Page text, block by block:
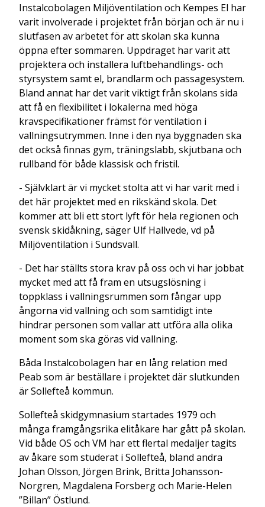
Instalcobolagen Miljöventilation och Kempes El har
varit involverade i projektet från början och är nu i
slutfasen av arbetet för att skolan ska kunna
öppna efter sommaren. Uppdraget har varit att
projektera och installera luftbehandlings- och
styrsystem samt el, brandlarm och passagesystem.
Bland annat har det varit viktigt från skolans sida
att få en flexibilitet i lokalerna med höga
kravspecifikationer främst för ventilation i
vallningsutrymmen. Inne i den nya byggnaden ska
det också finnas gym, träningslabb, skjutbana och
rullband för både klassisk och fristil.
- Självklart är vi mycket stolta att vi har varit med i
det här projektet med en rikskänd skola. Det
kommer att bli ett stort lyft för hela regionen och
svensk skidåkning, säger Ulf Hallvede, vd på
Miljöventilation i Sundsvall.
- Det har ställts stora krav på oss och vi har jobbat
mycket med att få fram en utsugslösning i
toppklass i vallningsrummen som fångar upp
ångorna vid vallning och som samtidigt inte
hindrar personen som vallar att utföra alla olika
moment som ska göras vid vallning.
Båda Instalcobolagen har en lång relation med
Peab som är beställare i projektet där slutkunden
är Sollefteå kommun.
Sollefteå skidgymnasium startades 1979 och
många framgångsrika elitåkare har gått på skolan.
Vid både OS och VM har ett flertal medaljer tagits
av åkare som studerat i Sollefteå, bland andra
Johan Olsson, Jörgen Brink, Britta Johansson-
Norgren, Magdalena Forsberg och Marie-Helen
”Billan” Östlund.